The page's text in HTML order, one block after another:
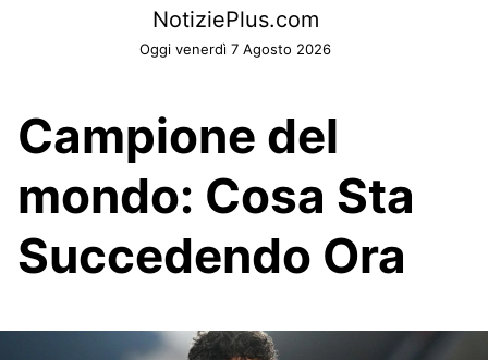
NotiziePlus.com
Oggi venerdì 7 Agosto 2026
Campione del
mondo: Cosa Sta
Succedendo Ora